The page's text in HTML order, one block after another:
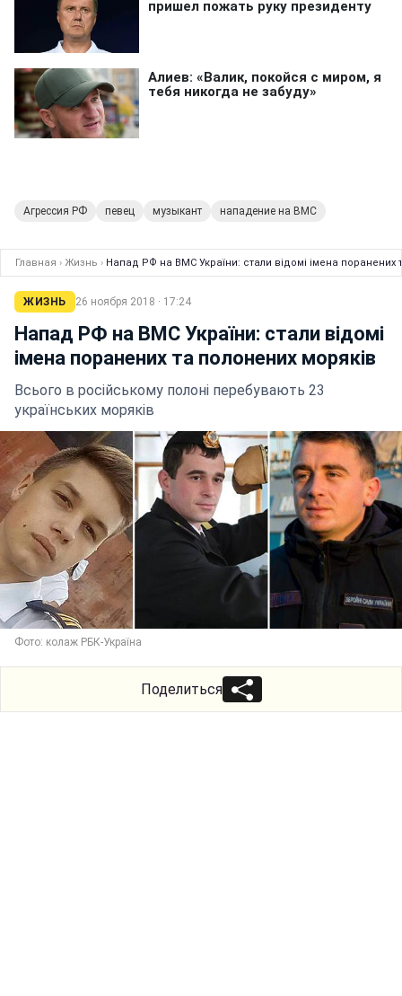
Агрессия РФ певец музыкант нападение на ВМС
Главная › Жизнь › Напад РФ на ВМС України: стали відомі імена поранених
ЖИЗНЬ 26 ноября 2018 · 17:24
Напад РФ на ВМС України: стали відомі
імена поранених та полонених моряків
Всього в російському полоні перебувають 23
українських моряків
Фото: колаж РБК-Україна
Поделиться